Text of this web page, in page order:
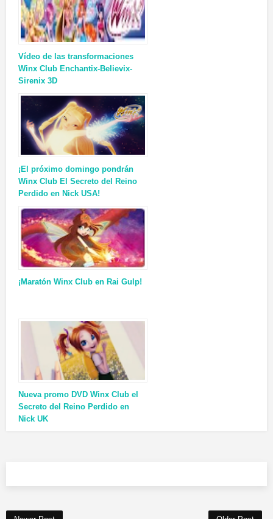
Vídeo de las transformaciones
Winx Club Enchantix-Believix-
Sirenix 3D
¡El próximo domingo pondrán
Winx Club El Secreto del Reino
Perdido en Nick USA!
¡Maratón Winx Club en Rai Gulp!
Nueva promo DVD Winx Club el
Secreto del Reino Perdido en
Nick UK